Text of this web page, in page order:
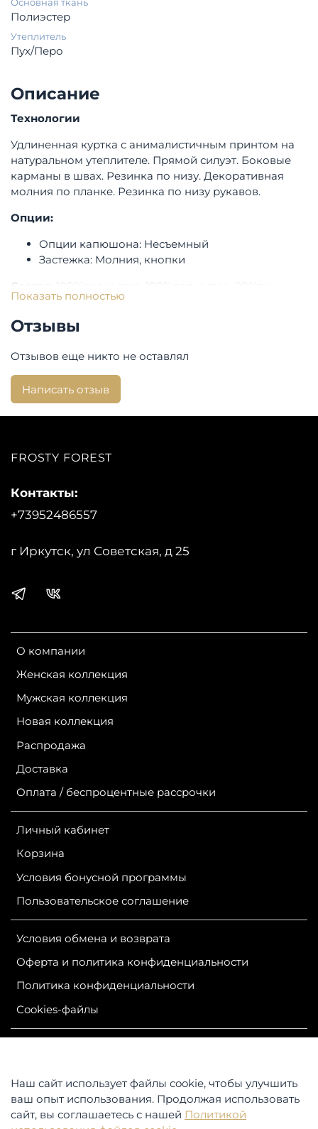
Основная ткань
Полиэстер
Утеплитель
Пух/Перо
Описание
Технологии
Удлиненная куртка с анималистичным принтом на
натуральном утеплителе. Прямой силуэт. Боковые
карманы в швах. Резинка по низу. Декоративная
молния по планке. Резинка по низу рукавов.
Опции:
Опции капюшона: Несъемный
Застежка: Молния, кнопки
10%перо
Бренд:
Bulmer
Показать полностью
Отзывы
Отзывов еще никто не оставлял
Написать отзыв
FROSTY FOREST
О компании
Женская коллекция
Мужская коллекция
Новая коллекция
Распродажа
Доставка
Оплата / беспроцентные рассрочки
Личный кабинет
Корзина
Условия бонусной программы
Пользовательское соглашение
Условия обмена и возврата
Оферта и политика конфиденциальности
Политика конфиденциальности
Сookies-файлы
Контакты:
+73952486557
г Иркутск, ул Советская, д 25
ИНН 381100245830
Контакты: 664047, Российская Федерация, Иркутская
область,
г. Иркутск, ул. Советская, д. 25, магазин «АЛЯСКА»
Наш сайт использует файлы cookie, чтобы улучшить
ваш опыт использования. Продолжая использовать
сайт, вы соглашаетесь с нашей Политикой